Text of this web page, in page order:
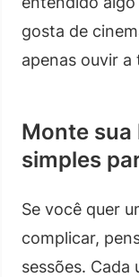
gosta de
apenas ouvir a
Monte sua
simples
Se você quer
complicar,
sessões. Cada